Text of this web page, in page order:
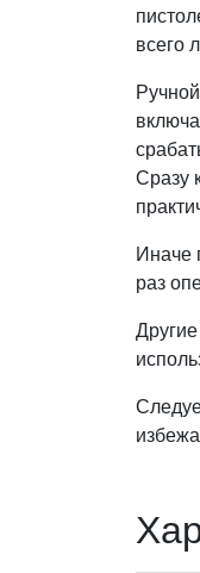
всего
Сразу
Иначе
раз